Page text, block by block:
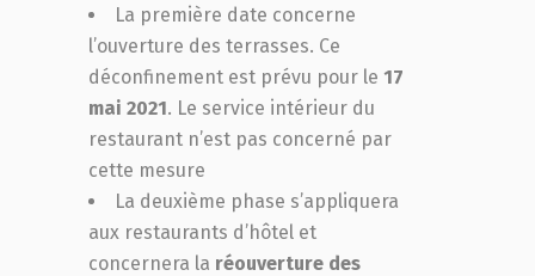
La première date concerne
l’ouverture des terrasses. Ce
déconfinement est prévu pour le 17
mai 2021. Le service intérieur du
restaurant n’est pas concerné par
cette mesure
La deuxième phase s’appliquera
aux restaurants d’hôtel et
concernera la réouverture des